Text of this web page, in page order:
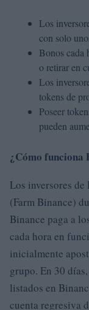
Los
con solo
Bonos cada
o retirar en
Los
tokens de
Poseer
pueden
¿Cómo funciona
Los inversores
(Farm Binance)
Binance paga a
cada hora en
inicialmente
grupo. En 30
listados en
cuenta regresiva